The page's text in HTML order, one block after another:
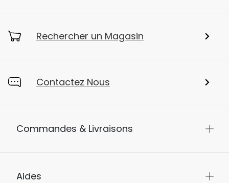
Rechercher un Magasin
Contactez Nous
Commandes & Livraisons
Aides